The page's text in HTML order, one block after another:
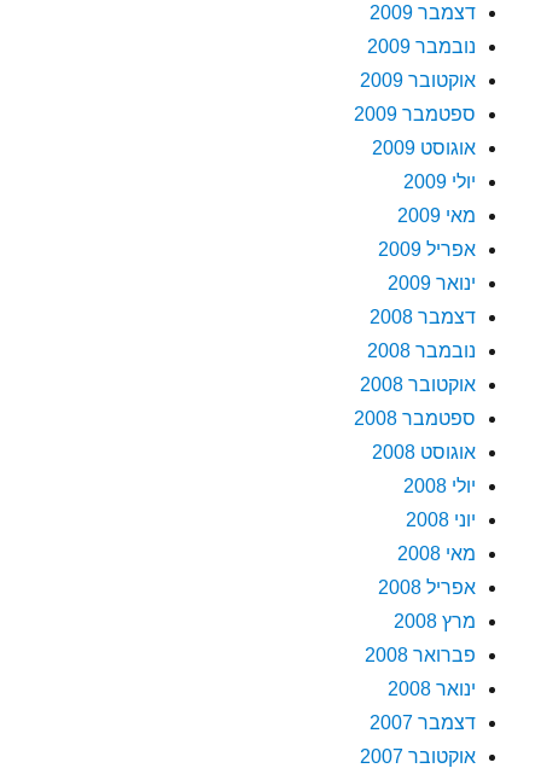
דצמבר 2009
נובמבר 2009
אוקטובר 2009
ספטמבר 2009
אוגוסט 2009
יולי 2009
מאי 2009
אפריל 2009
ינואר 2009
דצמבר 2008
נובמבר 2008
אוקטובר 2008
ספטמבר 2008
אוגוסט 2008
יולי 2008
יוני 2008
מאי 2008
אפריל 2008
מרץ 2008
פברואר 2008
ינואר 2008
דצמבר 2007
אוקטובר 2007